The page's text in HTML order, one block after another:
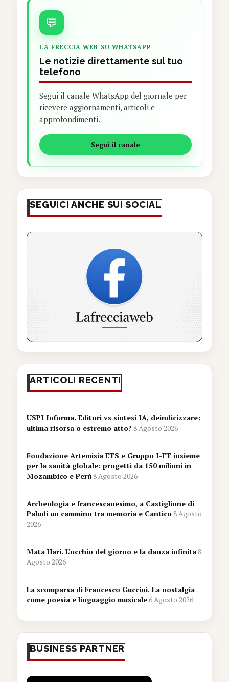
💬
LA FRECCIA WEB SU WHATSAPP
Le notizie direttamente sul tuo
telefono
Segui il canale WhatsApp del giornale per
ricevere aggiornamenti, articoli e
approfondimenti.
Segui il canale
SEGUICI ANCHE SUI SOCIAL
ARTICOLI RECENTI
USPI Informa. Editori vs sintesi IA, deindicizzare:
ultima risorsa o estremo atto?8 Agosto 2026
Fondazione Artemisia ETS e Gruppo I-FT insieme
per la sanità globale: progetti da 150 milioni in
Mozambico e Perù8 Agosto 2026
Archeologia e francescanesimo, a Castiglione di
Paludi un cammino tra memoria e Cantico8 Agosto
2026
Mata Hari. L’occhio del giorno e la danza infinita8
Agosto 2026
La scomparsa di Francesco Guccini. La nostalgia
come poesia e linguaggio musicale6 Agosto 2026
BUSINESS PARTNER